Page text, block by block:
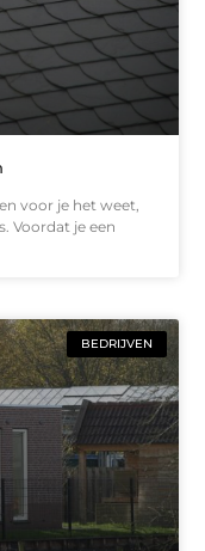
voor je het weet,
Voordat je een
BEDRIJVEN